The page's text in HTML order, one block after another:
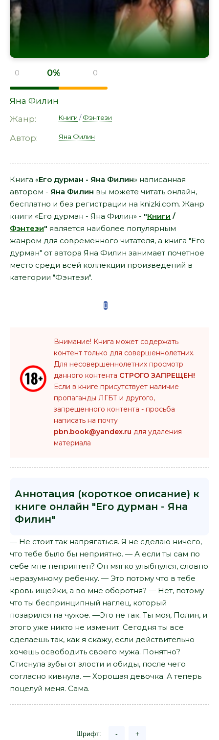
0 0% 0
Яна Филин
Жанр:
Книги /Фэнтези
Автор: Яна Филин
Книга «Его дурман - Яна Филин» написанная
автором - Яна Филин вы можете читать онлайн,
бесплатно и без регистрации на knizki.com. Жанр
книги «Его дурман - Яна Филин» - "Книги /
Фэнтези" является наиболее популярным
жанром для современного читателя, а книга "Его
дурман" от автора Яна Филин занимает почетное
место среди всей коллекции произведений в
категории "Фэнтези".
Внимание! Книга может содержать
контент только для совершеннолетних.
Для несовершеннолетних просмотр
данного контента СТРОГО ЗАПРЕЩЕН!
Если в книге присутствует наличие
пропаганды ЛГБТ и другого,
запрещенного контента - просьба
написать на почту
pbn.book@yandex.ru для удаления
материала
Аннотация (короткое описание) к
книге онлайн "Его дурман - Яна
Филин"
— Не стоит так напрягаться. Я не сделаю ничего,
что тебе было бы неприятно. — А если ты сам по
себе мне неприятен? Он мягко улыбнулся, словно
неразумному ребенку. — Это потому что в тебе
кровь ищейки, а во мне оборотня? — Нет, потому
что ты беспринципный наглец, который
позарился на чужое. —Это не так. Ты моя, Полин, и
этого уже никто не изменит. Сегодня ты все
сделаешь так, как я скажу, если действительно
хочешь освободить своего мужа. Понятно?
Стиснула зубы от злости и обиды, после чего
согласно кивнула. — Хорошая девочка. А теперь
поцелуй меня. Сама.
Шрифт: - +